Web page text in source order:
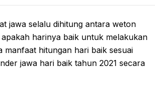
jawa selalu dihitung antara weton
harinya baik untuk melakukan
manfaat hitungan hari baik sesuai
jawa hari baik tahun 2021 secara